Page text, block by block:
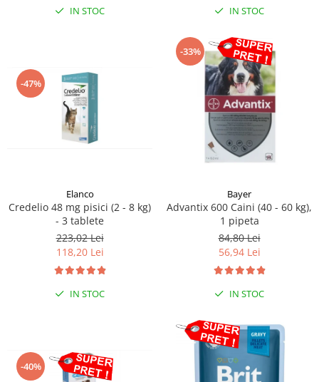
IN STOC IN STOC
-47%
Elanco
Credelio 48 mg pisici (2 - 8 kg)
- 3 tablete
223,02 Lei
118,20 Lei
IN STOC
-33%
Bayer
Advantix 600 Caini (40 - 60 kg),
1 pipeta
84,80 Lei
56,94 Lei
IN STOC
-40%